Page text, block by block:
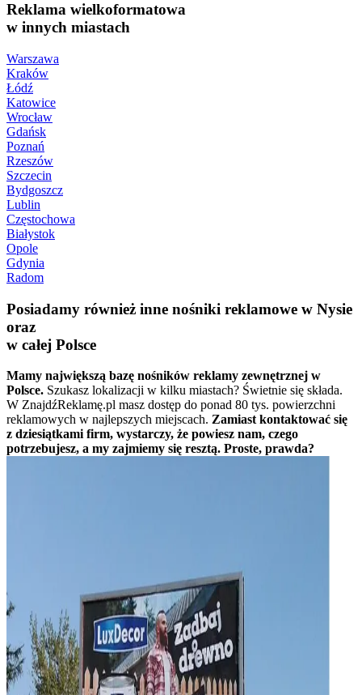
Reklama wielkoformatowa
w innych miastach
Warszawa
Kraków
Łódź
Katowice
Wrocław
Gdańsk
Poznań
Rzeszów
Szczecin
Bydgoszcz
Lublin
Częstochowa
Białystok
Opole
Gdynia
Radom
Posiadamy również inne nośniki reklamowe w Nysie
oraz
w całej Polsce
Mamy największą bazę nośników reklamy zewnętrznej w
Polsce. Szukasz lokalizacji w kilku miastach? Świetnie się składa.
W ZnajdźReklamę.pl masz dostęp do ponad 80 tys. powierzchni
reklamowych w najlepszych miejscach. Zamiast kontaktować się
z dziesiątkami firm, wystarczy, że powiesz nam, czego
potrzebujesz, a my zajmiemy się resztą. Proste, prawda?